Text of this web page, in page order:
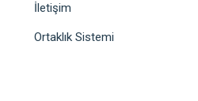
İletişim
Ortaklık Sistemi